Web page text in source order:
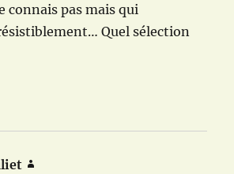
connais pas mais qui
Quel sélection